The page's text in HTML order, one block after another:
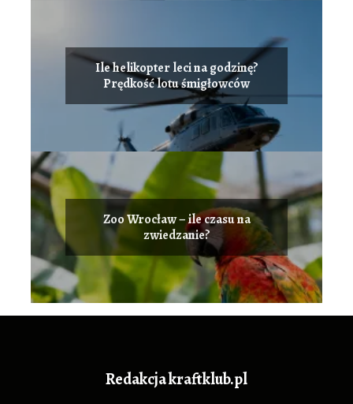
Ile helikopter leci na godzinę?
Prędkość lotu śmigłowców
Zoo Wrocław – ile czasu na
zwiedzanie?
Redakcja kraftklub.pl